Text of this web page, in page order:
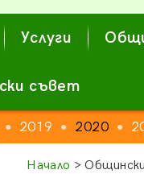
Услуги
съвет
● 2019 ● 2020 ●
Начало >